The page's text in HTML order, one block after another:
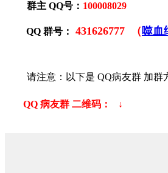
群主 QQ号： 100008029
QQ 群号： 431626777 （ 噬血
请注意：以下是 QQ病友群 加群方
QQ 病友群 二维码： ↓